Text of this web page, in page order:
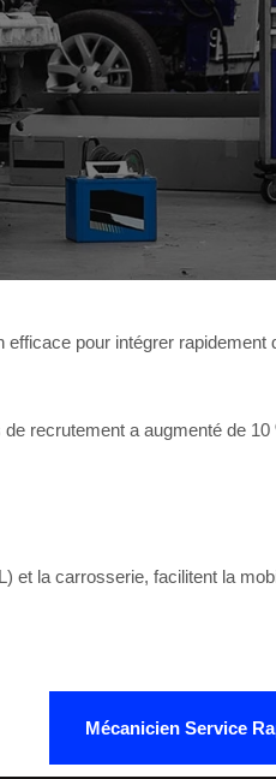
efficace pour intégrer rapidement
recrutement a augmenté de
et la carrosserie, facilitent la
Mécanicien Service